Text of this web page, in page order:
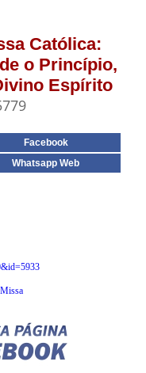
Católica:
o Princípio,
Espírito
Facebook
Whatsapp Web